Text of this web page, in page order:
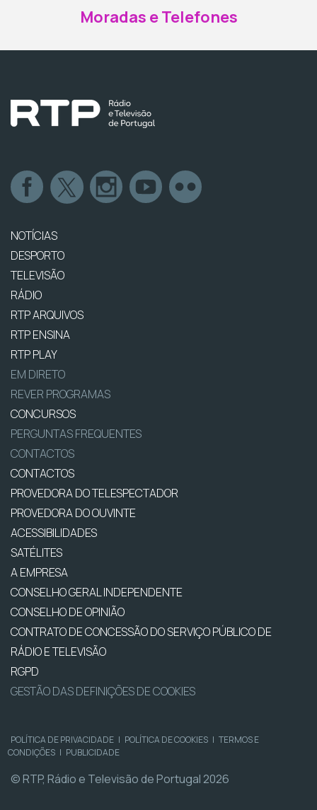
Moradas e Telefones
NOTÍCIAS
DESPORTO
TELEVISÃO
RÁDIO
RTP ARQUIVOS
RTP ENSINA
RTP PLAY
EM DIRETO
REVER PROGRAMAS
CONCURSOS
PERGUNTAS FREQUENTES
CONTACTOS
CONTACTOS
PROVEDORA DO TELESPECTADOR
PROVEDORA DO OUVINTE
ACESSIBILIDADES
SATÉLITES
A EMPRESA
CONSELHO GERAL INDEPENDENTE
CONSELHO DE OPINIÃO
CONTRATO DE CONCESSÃO DO SERVIÇO PÚBLICO DE
RÁDIO E TELEVISÃO
RGPD
GESTÃO DAS DEFINIÇÕES DE COOKIES
POLÍTICA DE PRIVACIDADE | POLÍTICA DE COOKIES | TERMOS E
CONDIÇÕES | PUBLICIDADE
© RTP, Rádio e Televisão de Portugal 2026